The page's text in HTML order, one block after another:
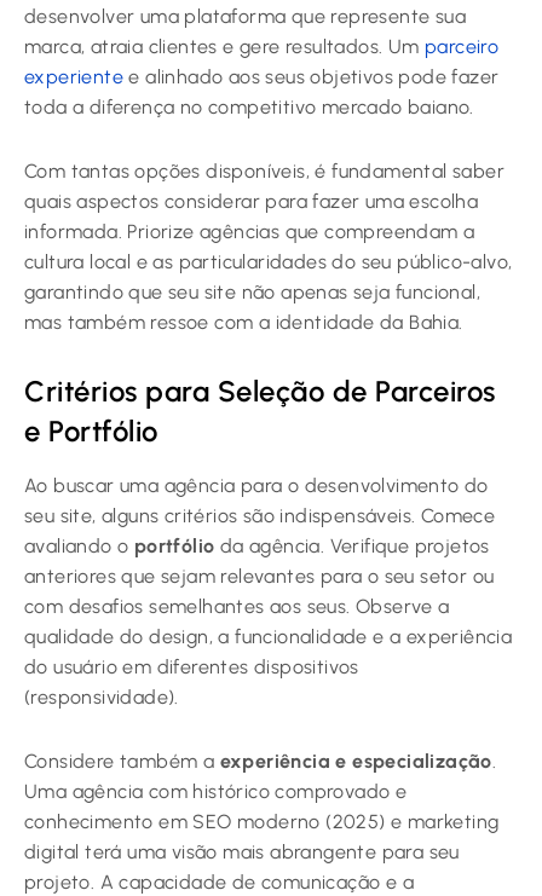
desenvolver uma plataforma que represente sua
marca, atraia clientes e gere resultados. Um parceiro
experiente e alinhado aos seus objetivos pode fazer
toda a diferença no competitivo mercado baiano.
Com tantas opções disponíveis, é fundamental saber
quais aspectos considerar para fazer uma escolha
informada. Priorize agências que compreendam a
cultura local e as particularidades do seu público-alvo,
garantindo que seu site não apenas seja funcional,
mas também ressoe com a identidade da Bahia.
Critérios para Seleção de Parceiros
e Portfólio
Ao buscar uma agência para o desenvolvimento do
seu site, alguns critérios são indispensáveis. Comece
avaliando o portfólio da agência. Verifique projetos
anteriores que sejam relevantes para o seu setor ou
com desafios semelhantes aos seus. Observe a
qualidade do design, a funcionalidade e a experiência
do usuário em diferentes dispositivos
(responsividade).
Considere também a experiência e especialização.
Uma agência com histórico comprovado e
conhecimento em SEO moderno (2025) e marketing
digital terá uma visão mais abrangente para seu
projeto. A capacidade de comunicação e a